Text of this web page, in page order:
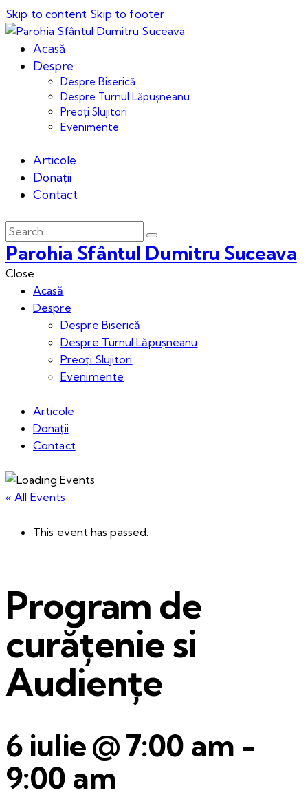
Skip to content Skip to footer
Acasă
Despre
Despre Biserică
Despre Turnul Lăpușneanu
Preoți Slujitori
Evenimente
Articole
Donații
Contact
Parohia Sfântul Dumitru Suceava
Close
Acasă
Despre
Despre Biserică
Despre Turnul Lăpușneanu
Preoți Slujitori
Evenimente
Articole
Donații
Contact
« All Events
This event has passed.
Program de
curățenie si
Audiențe
6 iulie @ 7:00 am -
9:00 am